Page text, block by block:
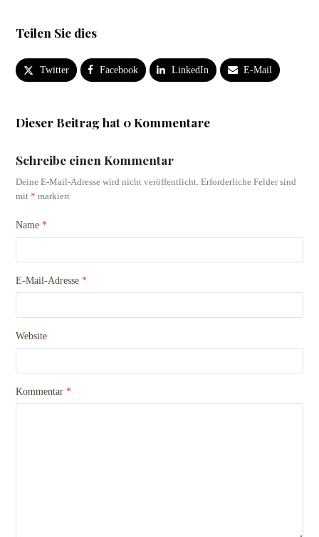
Teilen Sie dies
Twitter Facebook LinkedIn E-Mail
Dieser Beitrag hat 0 Kommentare
Schreibe einen Kommentar
Deine E-Mail-Adresse wird nicht veröffentlicht. Erforderliche Felder sind
mit* markiert
Name*
E-Mail-Adresse*
Website
Kommentar*